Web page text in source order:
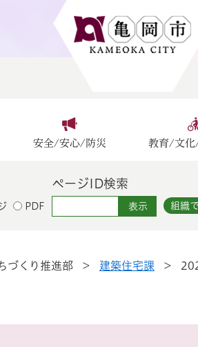
安全/安心/防災 教育/文化
PDF
ページID検索
組織
づくり推進部 > 建築住宅課 >